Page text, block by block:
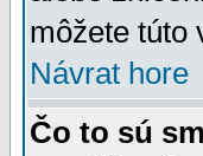
môžete túto
Návrat hore
Čo to sú